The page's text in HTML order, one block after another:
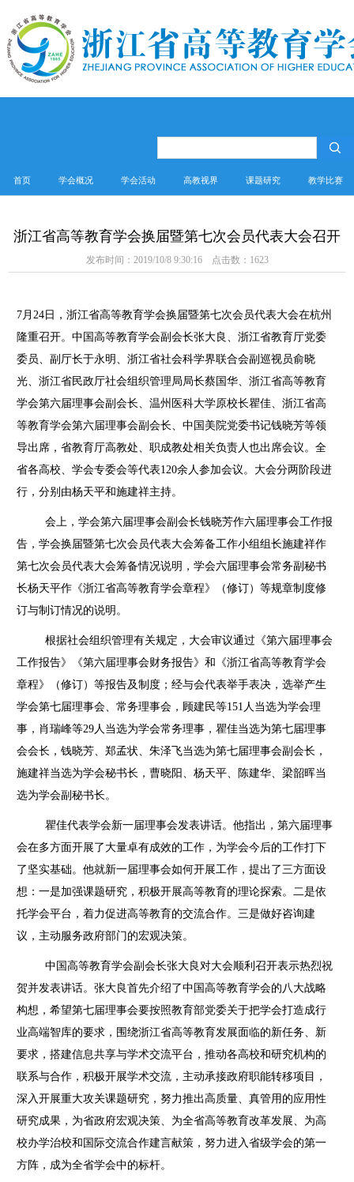
首页 学会概况 学会活动 高教视界 课题研究 教学比赛
浙江省高等教育学会换届暨第七次会员代表大会召开
发布时间：2019/10/8 9:30:16 点击数： 1623
7月 24日，浙江省高等教育学会换届暨第七次会员代表大会在杭州
隆重召开。中国高等教育学会副会长张大良、浙江省教育厅党委
委员、副厅长于永明、浙江省社会科学界联合会副巡视员俞晓
光、浙江省民政厅社会组织管理局局长蔡国华、浙江省高等教育
学会第六届理事会副会长、温州医科大学原校长瞿佳、浙江省高
等教育学会第六届理事会副会长、中国美院党委书记钱晓芳等领
导出席，省教育厅高教处、职成教处相关负责人也出席会议。全
省各高校、学会专委会等代表120余人参加会议。大会分两阶段进
行，分别由杨天平和施建祥主持。
会上，学会第六届理事会副会长钱晓芳作六届理事会工作报
告，学会换届暨第七次会员代表大会筹备工作小组组长施建祥作
第七次会员代表大会筹备情况说明，学会六届理事会常务副秘书
长杨天平作《浙江省高等教育学会章程》（修订）等规章制度修
订与制订情况的说明。
根据社会组织管理有关规定，大会审议通过《第六届理事会
工作报告》《第六届理事会财务报告》和《浙江省高等教育学会
章程》（修订）等报告及制度；经与会代表举手表决，选举产生
学会第七届理事会、常务理事会，顾建民等151 人当选为学会理
事，肖瑞峰等29 人当选为学会常务理事，瞿佳当选为第七届理事
会会长，钱晓芳、郑孟状、朱泽飞当选为第七届理事会副会长，
施建祥当选为学会秘书长，曹晓阳、杨天平、陈建华、梁韶晖当
选为学会副秘书长。
瞿佳代表学会新一届理事会发表讲话。他指出，第六届理事
会在多方面开展了大量卓有成效的工作，为学会今后的工作打下
了坚实基础。他就新一届理事会如何开展工作，提出了三方面设
想：一是加强课题研究，积极开展高等教育的理论探索。二是依
托学会平台，着力促进高等教育的交流合作。三是做好咨询建
议，主动服务政府部门的宏观决策。
中国高等教育学会副会长张大良对大会顺利召开表示热烈祝
贺并发表讲话。张大良首先介绍了中国高等教育学会的八大战略
构想，希望第七届理事会要按照教育部党委关于把学会打造成行
业高端智库的要求，围绕浙江省高等教育发展面临的新任务、新
要求，搭建信息共享与学术交流平台，推动各高校和研究机构的
联系与合作，积极开展学术交流，主动承接政府职能转移项目，
深入开展重大攻关课题研究，努力推出高质量、真管用的应用性
研究成果，为省政府宏观决策、为全省高等教育改革发展、为高
校办学治校和国际交流合作建言献策，努力进入省级学会的第一
方阵，成为全省学会中的标杆。